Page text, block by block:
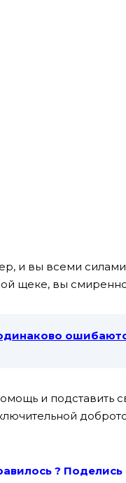
и вы всеми
щеке, вы
и подставить
? Поделись